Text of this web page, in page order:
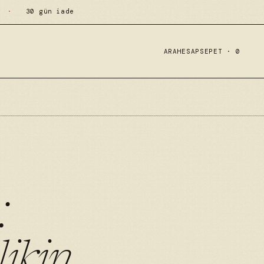
· 30 gün iade
ARAHESAP SEPET ·0